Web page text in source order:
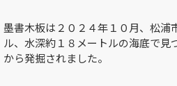
墨書木板は２０２４年１０月、松浦
ル、水深約１８メートルの海底で見
から発掘されました。